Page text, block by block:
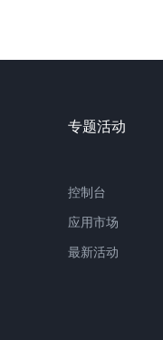
专题活动
控制台
应用市场
最新活动